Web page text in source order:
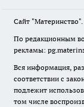
Сайт
По редакционным
рекламы:
Вся информация,
соответствии с
подлежит
том числе